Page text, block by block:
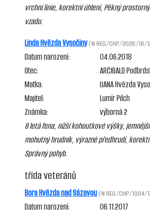
vrchní linie, korektní úhlení, Pěkný
vzadu.
Linda Hvězda Vysočiny(N REG/CHP/2028/18/
Datum narození:
04.06.2018
Otec:
ARČIBALD
Matka:
IJANA Hvězda
Majitel:
Lumír Pilch
Známka:
výborná 2
8 letá fena, nižší kohoutkové výšky,
mohutný hrudník, výrazné předhrudí,
Správný pohyb.
třída veteránů
Bora Hvězda nad Sázavou (N REG/CHP/1994/
Datum narození:
06.11.2017